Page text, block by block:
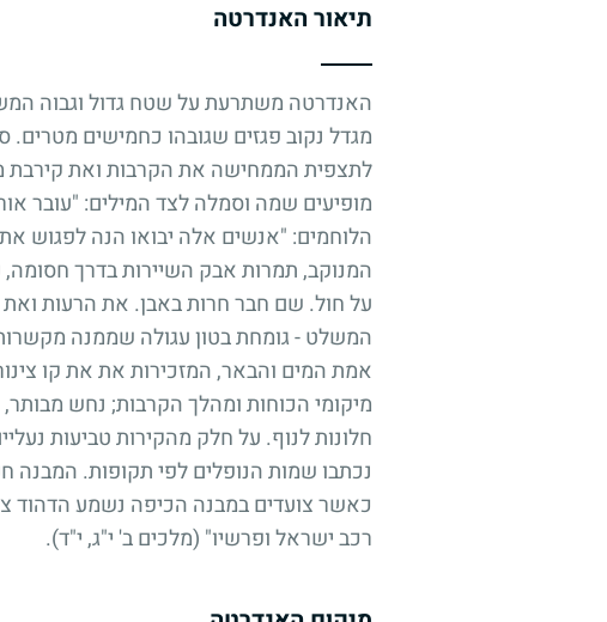
תיאור האנדרטה
האנדרטה משתרעת על שטח גדול וגבוה
מגדל נקוב פגזים שגובהו כחמישים מטרים.
לתצפית הממחישה את הקרבות ואת קירבת
מופיעים שמה וסמלה לצד המילים: "עובר
הלוחמים: "אנשים אלה יבואו הנה לפגוש
המנוקב, תמרות אבק השיירות בדרך
על חול. שם חבר חרות באבן. את הרעות
המשלט - גומחת בטון עגולה שממנה
אמת המים והבאר, המזכירות את את קו
מיקומי הכוחות ומהלך הקרבות; נחש
חלונות לנוף. על חלק מהקירות טביעות
נכתבו שמות הנופלים לפי תקופות.
כאשר צועדים במבנה הכיפה נשמע הדהוד
רכב ישראל ופרשיו" (מלכים ב' י"ג, י"ד).